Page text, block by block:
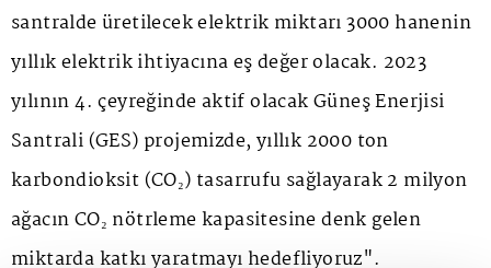
santralde üretilecek elektrik miktarı 3000 hanenin
yıllık elektrik ihtiyacına eş değer olacak. 2023
yılının 4. çeyreğinde aktif olacak Güneş Enerjisi
Santrali (GES) projemizde, yıllık 2000 ton
karbondioksit (CO₂) tasarrufu sağlayarak 2 milyon
ağacın CO₂ nötrleme kapasitesine denk gelen
miktarda katkı yaratmayı hedefliyoruz".